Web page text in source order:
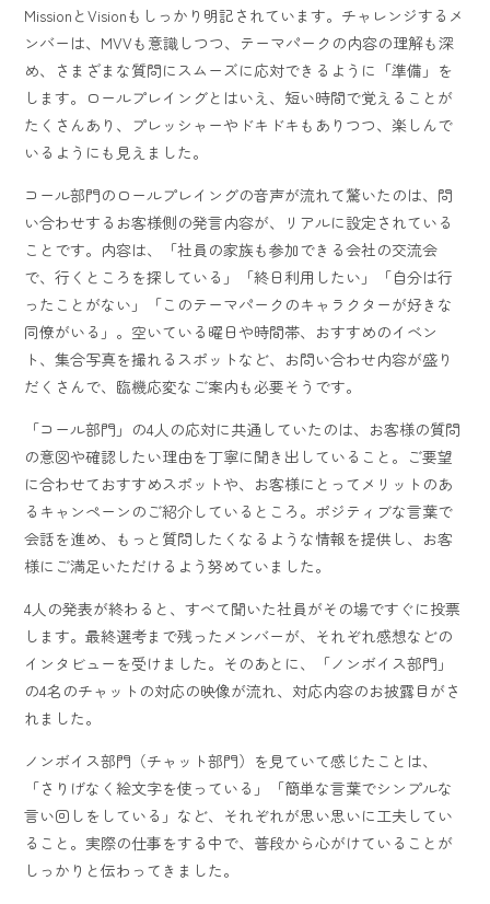
MissionとVisionもしっかり明記されています。チャレンジするメ
ンバーは、MVVも意識しつつ、テーマパークの内容の理解も深
め、さまざまな質問にスムーズに応対できるように「準備」を
します。ロールプレイングとはいえ、短い時間で覚えることが
たくさんあり、プレッシャーやドキドキもありつつ、楽しんで
いるようにも見えました。
コール部門のロールプレイングの音声が流れて驚いたのは、問
い合わせするお客様側の発言内容が、リアルに設定されている
ことです。内容は、「社員の家族も参加できる会社の交流会
で、行くところを探している」「終日利用したい」「自分は行
ったことがない」「このテーマパークのキャラクターが好きな
同僚がいる」。空いている曜日や時間帯、おすすめのイベン
ト、集合写真を撮れるスポットなど、お問い合わせ内容が盛り
だくさんで、臨機応変なご案内も必要そうです。
「コール部門」の4人の応対に共通していたのは、お客様の質問
の意図や確認したい理由を丁寧に聞き出していること。ご要望
に合わせておすすめスポットや、お客様にとってメリットのあ
るキャンペーンのご紹介しているところ。ポジティブな言葉で
会話を進め、もっと質問したくなるような情報を提供し、お客
様にご満足いただけるよう努めていました。
4人の発表が終わると、すべて聞いた社員がその場ですぐに投票
します。最終選考まで残ったメンバーが、それぞれ感想などの
インタビューを受けました。そのあとに、「ノンボイス部門」
の4名のチャットの対応の映像が流れ、対応内容のお披露目がさ
れました。
ノンボイス部門（チャット部門）を見ていて感じたことは、
「さりげなく絵文字を使っている」「簡単な言葉でシンプルな
言い回しをしている」など、それぞれが思い思いに工夫してい
ること。実際の仕事をする中で、普段から心がけていることが
しっかりと伝わってきました。